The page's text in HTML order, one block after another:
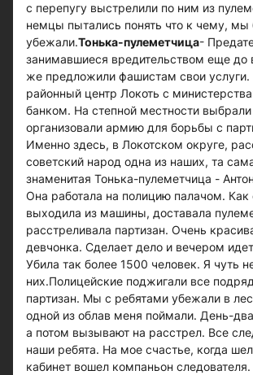
с перепугу выстрелили по ним из
немцы пытались понять что к чему, мы
убежали.Тонька-пулеметчица-
занимавшиеся вредительством еще до
же предложили фашистам свои услуги.
районный центр Локоть с
банком. На степной местности выбрали
организовали армию для борьбы с
Именно здесь, в Локотском округе,
советский народ одна из наших, та
знаменитая Тонька-пулеметчица -
Она работала на полицию палачом.
выходила из машины, доставала
расстреливала партизан. Очень
девчонка. Сделает дело и вечером
Убила так более 1500 человек. Я чуть
них.Полицейские поджигали все
партизан. Мы с ребятами убежали в
одной из облав меня поймали. День-
а потом вызывают на расстрел. Все
наши ребята. На мое счастье, когда
кабинет вошел компаньон